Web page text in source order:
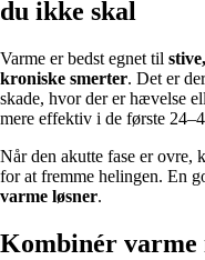
du ikke skal
Varme er bedst egnet til
kroniske smerter. Det er
skade, hvor der er hævelse
mere effektiv i de første
Når den akutte fase er ovre,
for at fremme helingen. En
varme løsner.
Kombinér varme